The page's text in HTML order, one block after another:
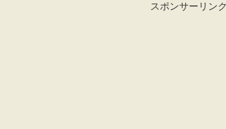
スポンサーリン